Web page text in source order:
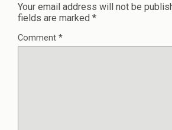
Your email address will not be
fields are marked *
Comment *